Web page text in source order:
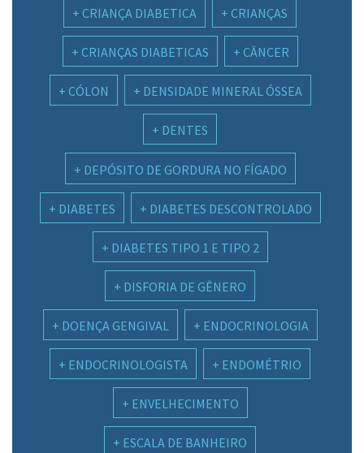
CRIANÇA DIABETICA CRIANÇAS
CRIANÇAS DIABETICAS CÂNCER
CÓLON DENSIDADE MINERAL ÓSSEA
DENTES
DEPÓSITO DE GORDURA NO FÍGADO
DIABETES DIABETES DESCONTROLADO
DIABETES TIPO 1 E TIPO 2
DISFORIA DE GÊNERO
DOENÇA GENGIVAL ENDOCRINOLOGIA
ENDOCRINOLOGISTA ENDOMÉTRIO
ENVELHECIMENTO
ESCALA DE BANHEIRO